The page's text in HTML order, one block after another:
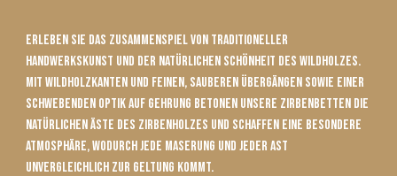
Erleben Sie das Zusammenspiel von traditioneller
Handwerkskunst und der natürlichen Schönheit des Wildholzes.
Mit Wildholzkanten und feinen, sauberen Übergängen sowie einer
schwebenden Optik auf Gehrung betonen unsere Zirbenbetten die
natürlichen Äste des Zirbenholzes und schaffen eine besondere
Atmosphäre, wodurch jede Maserung und jeder Ast
unvergleichlich zur Geltung kommt.